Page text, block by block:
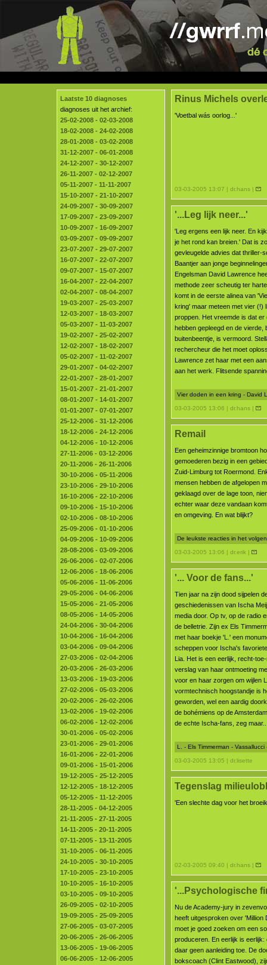
Laatste 10 diagnoses
diagnoses uit het archief:
25-02-2008 - 02-03-2008
18-02-2008 - 24-02-2008
28-01-2008 - 03-02-2008
31-12-2007 - 06-01-2008
24-12-2007 - 30-12-2007
26-11-2007 - 02-12-2007
05-11-2007 - 11-11-2007
15-10-2007 - 21-10-2007
24-09-2007 - 30-09-2007
17-09-2007 - 23-09-2007
10-09-2007 - 16-09-2007
03-09-2007 - 09-09-2007
23-07-2007 - 29-07-2007
16-07-2007 - 22-07-2007
09-07-2007 - 15-07-2007
16-04-2007 - 22-04-2007
02-04-2007 - 08-04-2007
19-03-2007 - 25-03-2007
12-03-2007 - 18-03-2007
05-03-2007 - 11-03-2007
19-02-2007 - 25-02-2007
12-02-2007 - 18-02-2007
05-02-2007 - 11-02-2007
29-01-2007 - 04-02-2007
22-01-2007 - 28-01-2007
15-01-2007 - 21-01-2007
08-01-2007 - 14-01-2007
01-01-2007 - 07-01-2007
25-12-2006 - 31-12-2006
18-12-2006 - 24-12-2006
04-12-2006 - 10-12-2006
27-11-2006 - 03-12-2006
20-11-2006 - 26-11-2006
30-10-2006 - 05-11-2006
23-10-2006 - 29-10-2006
16-10-2006 - 22-10-2006
09-10-2006 - 15-10-2006
02-10-2006 - 08-10-2006
25-09-2006 - 01-10-2006
04-09-2006 - 10-09-2006
28-08-2006 - 03-09-2006
26-06-2006 - 02-07-2006
12-06-2006 - 18-06-2006
05-06-2006 - 11-06-2006
29-05-2006 - 04-06-2006
15-05-2006 - 21-05-2006
08-05-2006 - 14-05-2006
24-04-2006 - 30-04-2006
10-04-2006 - 16-04-2006
03-04-2006 - 09-04-2006
27-03-2006 - 02-04-2006
20-03-2006 - 26-03-2006
13-03-2006 - 19-03-2006
27-02-2006 - 05-03-2006
20-02-2006 - 26-02-2006
13-02-2006 - 19-02-2006
06-02-2006 - 12-02-2006
30-01-2006 - 05-02-2006
23-01-2006 - 29-01-2006
16-01-2006 - 22-01-2006
09-01-2006 - 15-01-2006
19-12-2005 - 25-12-2005
12-12-2005 - 18-12-2005
05-12-2005 - 11-12-2005
28-11-2005 - 04-12-2005
21-11-2005 - 27-11-2005
14-11-2005 - 20-11-2005
07-11-2005 - 13-11-2005
31-10-2005 - 06-11-2005
24-10-2005 - 30-10-2005
17-10-2005 - 23-10-2005
10-10-2005 - 16-10-2005
03-10-2005 - 09-10-2005
26-09-2005 - 02-10-2005
19-09-2005 - 25-09-2005
27-06-2005 - 03-07-2005
20-06-2005 - 26-06-2005
13-06-2005 - 19-06-2005
06-06-2005 - 12-06-2005
Rinus Michels
'Voetbal wás oorlog...'
03-03-2005 13:07 | dr.hans |
'...Leg lijk neer...'
'Leg ergens een lijk neer. En
je het rond kan breien.' Dat is
gevleugelde advies dat thriller-
Baantjer aan jonge
Engelsman David Lawrence
methode zeer scheutig ter
komt in de eerste alinea van
kring' maar meteen met vier (!)
proppen. Het vreemde is dat er
hebben gepleegd en de vierde,
buitenbeentje, is vermoord.
rechercheur die het moet
Lawrence zet haar met een
aan het werk. Flitsende
Vier doden in een kring - David
03-03-2005 13:06 | dr.hans |
Remail
Een geheimzinnige bromtoon
gemoederen bezig in een
Zuid-Limburg tot Roermond.
mensen hebben de afgelopen
geklaagd over de lage toon,
echter waar deze vandaan
en omgeving. En wat blijkt?
De leukste reacties in het
03-03-2005 13:06 | dr.erik |
'... Voor de fans...'
Tien jaar na zijn dood sijpelen
geschiedenissen van Ischa
media door. Op tv, op de radio
de belletrie. Zijn ex Els
met haar boekje 'L.' een
scheppen voor Ischa's
Lia. Het is een eerlijk, recht-
verslag van haar ontmoeting
voor en haar zorgen om wijlen
vormtechnisch hoogstandje is
geworden, wel een aardig
de bohémiens op de
de echte Ischa-fans, zeg
L. - Els Timmerman -
03-03-2005 13:05 | dr.lisette
Tegenslag
'Een slechte dag voor het
02-03-2005 09:40 | dr.hans |
'...Psychologische
Nu de Academy-jury in
heeft uitgesproken over 'Million
moet je goed zoeken om een
produceren. En eerlijk is eerlijk:
daar geen aanleiding toe. De
bokscoach (Clint Eastwood),